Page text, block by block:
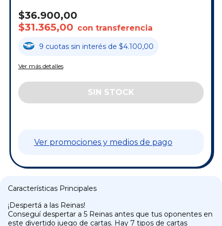
$36.900,00
$31.365,00 con transferencia
9 cuotas sin interés de $4.100,00
Ver más detalles
Ver promociones y medios de pago
Características Principales
¡Despertá a las Reinas!
Conseguí despertar a 5 Reinas antes que tus oponentes en
este divertido juego de cartas. Hay 7 tipos de cartas